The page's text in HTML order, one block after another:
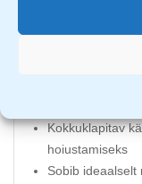
Universaalne
Kaasaegne ja
Kokkuklapitav
hoiustamiseks
Sobib ideaalselt